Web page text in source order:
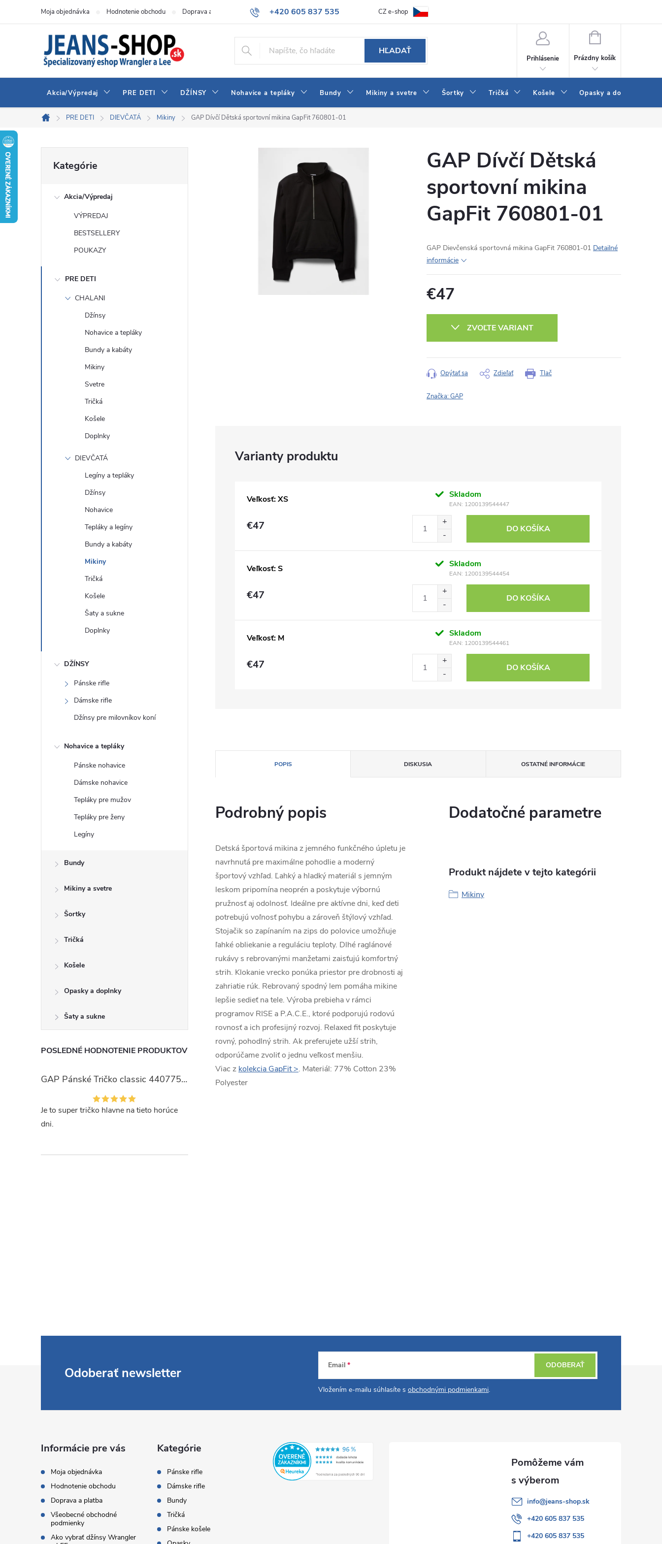
+420 605 837 535
info@jeans-shop.sk
Moja objednávka Hodnotenie obchodu Doprava a platba Všeobecné obchodné podmienky Ako vybrať džínsy Wrangler a LEE
CZ e-shop
HĽADAŤ
Prihlásenie
NÁKUPNÝ
Prázdny košík
Akcia/Výpredaj PRE DETI DŽÍNSY Nohavice a tepláky Bundy Mikiny a svetre Šortky Tričká Košele Opasky a doplnky
Domov
PRE DETI DIEVČATÁ Mikiny GAP Dívčí Dětská sportovní mikina GapFit 760801-01
kategórie
Kategórie
Akcia/Výpredaj
VÝPREDAJ
BESTSELLERY
POUKAZY
PRE DETI
CHALANI
Džínsy
Nohavice a tepláky
Bundy a kabáty
Mikiny
Svetre
Tričká
Košele
Doplnky
DIEVČATÁ
Legíny a tepláky
Džínsy
Nohavice
Tepláky a legíny
Bundy a kabáty
Mikiny
Tričká
Košele
Šaty a sukne
Doplnky
DŽÍNSY
Pánske rifle
Dámske rifle
Džínsy pre milovníkov koní
Nohavice a tepláky
Pánske nohavice
Dámske nohavice
Tepláky pre mužov
Tepláky pre ženy
Legíny
Bundy
Mikiny a svetre
Šortky
Tričká
Košele
Opasky a doplnky
Šaty a sukne
POSLEDNÉ HODNOTENIE PRODUKTOV
GAP Pánské Tričko classic 440775-00
Je to super tričko hlavne na tieto horúce
dni.
GAP Dívčí Dětská
sportovní mikina
GapFit 760801-01
GAP Dievčenská sportovná mikina GapFit 760801-01 Detailné
informácie
€47
ZVOĽTE VARIANT
Tlač
Opýtať sa Zdieľať
Značka:GAP
Veľkosť: XS Skladom
EAN: 1200139544447
€47 DO KOŠÍKA
Veľkosť: S Skladom
EAN: 1200139544454
€47 DO KOŠÍKA
Veľkosť: M Skladom
EAN: 1200139544461
€47 DO KOŠÍKA
POPIS DISKUSIA OSTATNÉ INFORMÁCIE
Podrobný popis
Detská športová mikina z jemného funkčného úpletu je
navrhnutá pre maximálne pohodlie a moderný
športový vzhľad. Ľahký a hladký materiál s jemným
leskom pripomína neoprén a poskytuje výbornú
pružnosť aj odolnosť. Ideálne pre aktívne dni, keď deti
potrebujú voľnosť pohybu a zároveň štýlový vzhľad.
Stojačik so zapínaním na zips do polovice umožňuje
ľahké obliekanie a reguláciu teploty. Dlhé raglánové
rukávy s rebrovanými manžetami zaisťujú komfortný
strih. Klokanie vrecko ponúka priestor pre drobnosti aj
zahriatie rúk. Rebrovaný spodný lem pomáha mikine
lepšie sedieť na tele. Výroba prebieha v rámci
programov RISE a P.A.C.E., ktoré podporujú rodovú
rovnosť a ich profesijný rozvoj. Relaxed fit poskytuje
rovný, pohodlný strih. Ak preferujete užší strih,
odporúčame zvoliť o jednu veľkosť menšiu.
Viac z kolekcia GapFit >. Materiál: 77% Cotton 23%
Polyester
Dodatočné parametre
Produkt nájdete v tejto kategórii
Mikiny
Odoberať newsletter Email
Vložením e-mailu súhlasíte s obchodnými podmienkami.
ODOBERAŤ
Informácie pre vás
Moja objednávka
Hodnotenie obchodu
Doprava a platba
Všeobecné obchodné
podmienky
Ako vybrať džínsy Wrangler
Kategórie
Pánske rifle
Dámske rifle
Bundy
Tričká
Pánske košele
info@jeans-shop.sk
+420 605 837 535
+420 605 837 535